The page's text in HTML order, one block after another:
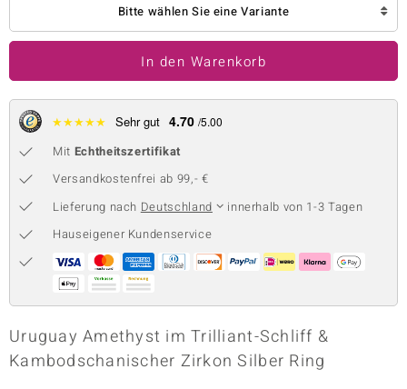
BY DE MELO
Collection
Classics
Bitte wählen Sie eine Variante
In den Warenkorb
★★★★★ Sehr gut 4.70 /5.00
Mit Echtheitszertifikat
Versandkostenfrei ab 99,- €
Lieferung nach Deutschland
innerhalb von 1-3 Tagen
Hauseigener Kundenservice
Uruguay Amethyst im Trilliant-Schliff &
Kambodschanischer Zirkon Silber Ring